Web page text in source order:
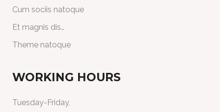
Cum sociis natoque
Et magnis dis…
Theme natoque
WORKING HOURS
Tuesday-Friday,